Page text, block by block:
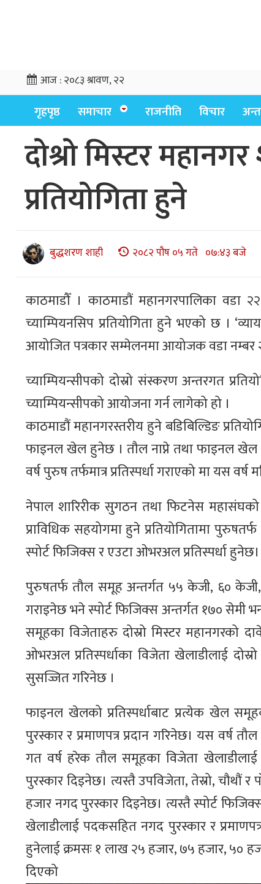
आज :२०८३ श्रावण, २२
गृहपृष्ठ समाचार राजनीति विचार
दोश्रो मिस्टर
प्रतियोगिता हुने
बुद्धशरण शाही २०८२ पौष ०५ गते ०७:४३ बजे
काठमाडौँ । काठमाडौं महानगरपालिका वडा
च्याम्पियनसिप प्रतियोगिता हुने भएको छ ।
आयोजित पत्रकार सम्मेलनमा आयोजक वडा नम्बर
च्याम्पियन्सीपको दोस्रो संस्करण अन्तरगत
च्याम्पियन्सीपको आयोजना गर्न लागेको हो ।
काठमाडौं महानगरस्तरीय हुने बडिबिल्डिङ
फाइनल खेल हुनेछ । तौल नाप्ने तथा फाइनल खेल
वर्ष पुरुष तर्फमात्र प्रतिस्पर्धा गराएको मा यस
नेपाल शारिरीक सुगठन तथा फिटनेस
प्राविधिक सहयोगमा हुने प्रतियोगितामा
स्पोर्ट फिजिक्स र एउटा ओभरअल प्रतिस्पर्धा
पुरुषतर्फ तौल समूह अन्तर्गत ५५ केजी, ६०
गराइनेछ भने स्पोर्ट फिजिक्स अन्तर्गत १७० सेमी
समूहका विजेताहरु दोस्रो मिस्टर महानगरको
ओभरअल प्रतिस्पर्धाका विजेता खेलाडीलाई
सुसज्जित गरिनेछ ।
फाइनल खेलको प्रतिस्पर्धाबाट प्रत्येक खेल
पुरस्कार र प्रमाणपत्र प्रदान गरिनेछ। यस वर्ष
गत वर्ष हरेक तौल समूहका विजेता
पुरस्कार दिइनेछ। त्यस्तै उपविजेता, तेस्रो, चौथौं
हजार नगद पुरस्कार दिइनेछ। त्यस्तै स्पोर्ट
खेलाडीलाई पदकसहित नगद पुरस्कार र प्रमाणपत्र
हुनेलाई क्रमसः १ लाख २५ हजार, ७५ हजार, ५०